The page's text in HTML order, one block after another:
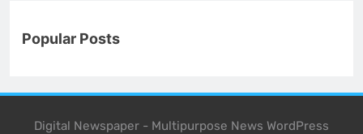
Popular Posts
Digital Newspaper - Multipurpose News WordPress